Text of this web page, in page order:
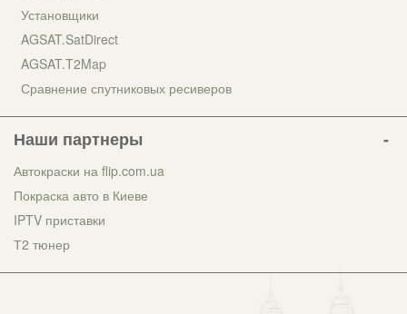
Установщики
AGSAT.SatDirect
AGSAT.T2Map
Сравнение спутниковых ресиверов
Наши партнеры
Автокраски на flip.com.ua
Покраска авто в Киеве
IPTV приставки
Т2 тюнер